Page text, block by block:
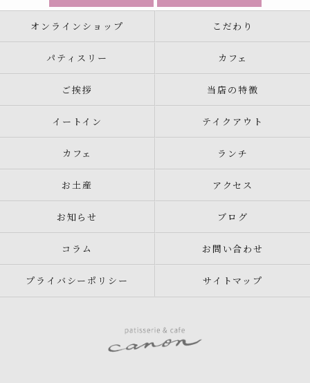
オンラインショップ こだわり
パティスリー カフェ
ご挨拶 当店の特徴
イートイン テイクアウト
カフェ ランチ
お土産 アクセス
お知らせ ブログ
コラム お問い合わせ
プライバシーポリシー サイトマップ